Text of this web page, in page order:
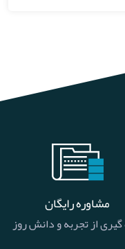
مشاوره رایگان
گیری از تجربه و دانش روز